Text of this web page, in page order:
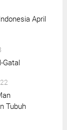
April
Gatal
Tubuh